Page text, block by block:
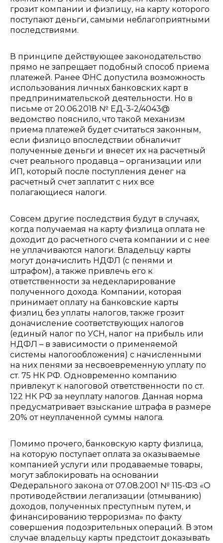
грозит компании и физлицу, на карту которого
поступают деньги, самыми неблагоприятными
последствиями.
В принципе действующее законодательство
прямо не запрещает подобный способ приема
платежей. Ранее ФНС допустила возможность
использования личных банковских карт в
предпринимательской деятельности. Но в
письме от 20.06.2018 № ЕД-3-2/4043@
ведомство пояснило, что такой механизм
приема платежей будет считаться законным,
если физлицо впоследствии обналичит
полученные деньги и внесет их на расчетный
счет реального продавца – организации или
ИП, который после поступления денег на
расчетный счет заплатит с них все
полагающиеся налоги.
Совсем другие последствия будут в случаях,
когда получаемая на карту физлица оплата не
доходит до расчетного счета компании и с нее
не уплачиваются налоги. Владельцу карты
могут доначислить НДФЛ (с пенями и
штрафом), а также привлечь его к
ответственности за недекларирование
полученного дохода. Компании, которая
принимает оплату на банковские карты
физлиц без уплаты налогов, также грозит
доначисление соответствующих налогов
(единый налог по УСН, налог на прибыль или
НДФЛ – в зависимости о применяемой
системы налогообложения) с начисленными
на них пенями за несвоевременную уплату по
ст. 75 НК РФ. Одновременно компанию
привлекут к налоговой ответственности по ст.
122 НК РФ за неуплату налогов. Данная норма
предусматривает взыскание штрафа в размере
20% от неуплаченной суммы налога.
Помимо прочего, банковскую карту физлица,
на которую поступает оплата за оказываемые
компанией услуги или продаваемые товары,
могут заблокировать на основании
Федерального закона от 07.08.2001 № 115-ФЗ «О
противодействии легализации (отмыванию)
доходов, полученных преступным путем, и
финансированию терроризма» по факту
совершения подозрительных операций. В этом
случае владельцу карты предстоит доказывать